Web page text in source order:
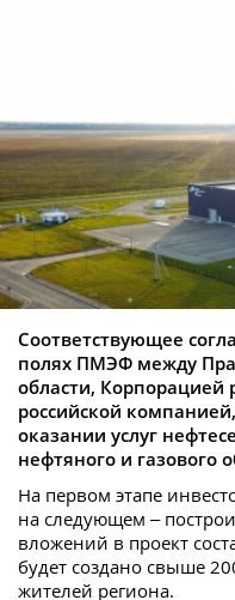
Соответствующее
полях ПМЭФ между
области, Корпорацией
российской
оказании услуг
нефтяного и газового
На первом этапе
на следующем –
вложений в проект
будет создано свыше
жителей региона.